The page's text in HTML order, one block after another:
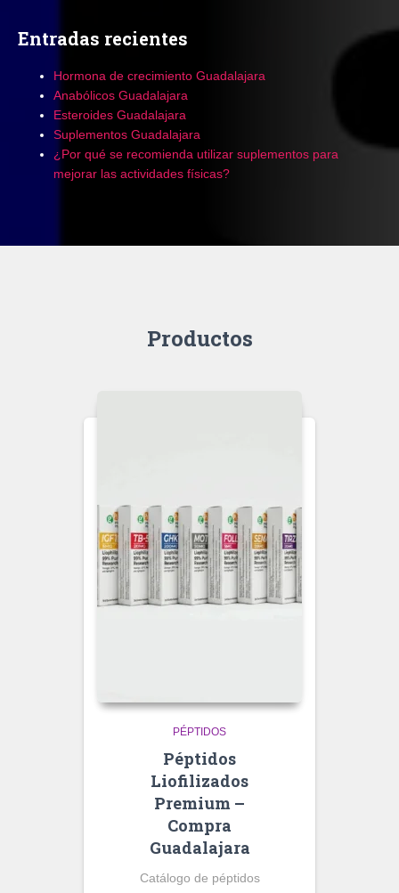
Entradas recientes
Hormona de crecimiento Guadalajara
Anabólicos Guadalajara
Esteroides Guadalajara
Suplementos Guadalajara
¿Por qué se recomienda utilizar suplementos para
mejorar las actividades físicas?
Productos
PÉPTIDOS
Péptidos
Liofilizados
Premium –
Compra
Guadalajara
Catálogo de péptidos